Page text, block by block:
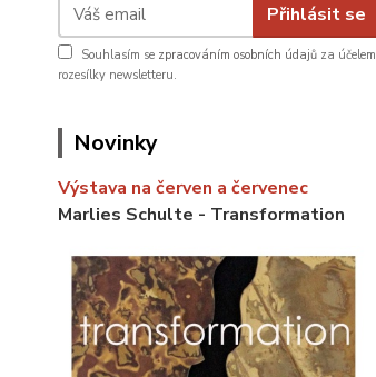
Přihlásit se
Souhlasím se zpracováním osobních údajů za účelem
rozesílky newsletteru.
Novinky
Výstava na červen a červenec
Marlies Schulte - Transformation